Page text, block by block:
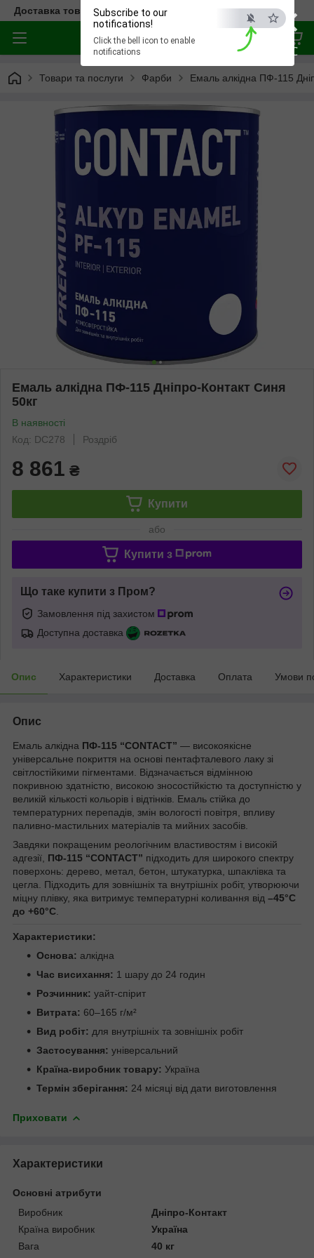
×
ESC
Subscribe to our
notifications!
Click the bell icon to enable
notifications
Доставка товара по всей Украине
Товари та послуги Фарби Емаль алкідна ПФ-115
Емаль алкідна ПФ-115 Дніпро-Контакт Синя
50кг
В наявності
Код: DC278
Роздріб
8 861 ₴
Купити
або
Купити з
Що таке купити з Пром?
Замовлення під захистом
Доступна доставка
Опис Характеристики Доставка Оплата Умови
Опис
Емаль алкідна ПФ-115 “CONTACT” — високоякісне
універсальне покриття на основі пентафталевого лаку зі
світлостійкими пігментами. Відзначається відмінною
покривною здатністю, високою зносостійкістю та доступністю у
великій кількості кольорів і відтінків. Емаль стійка до
температурних перепадів, змін вологості повітря, впливу
паливно-мастильних матеріалів та мийних засобів.
Завдяки покращеним реологічним властивостям і високій
адгезії, ПФ-115 “CONTACT” підходить для широкого спектру
поверхонь: дерево, метал, бетон, штукатурка, шпаклівка та
цегла. Підходить для зовнішніх та внутрішніх робіт, утворюючи
міцну плівку, яка витримує температурні коливання від –45°C
до +60°C
Характеристики:
Основа: алкідна
Час висихання: 1 шару до 24 годин
Розчинник: уайт-спірит
Витрата: 60–165 г/м²
Вид робіт: для внутрішніх та зовнішніх робіт
Застосування: універсальний
Країна-виробник товару: Україна
Термін зберігання: 24 місяці від дати виготовлення
Приховати
Характеристики
Основні атрибути
Виробник
Дніпро-Контакт
Країна виробник
Україна
Вага
40 кг